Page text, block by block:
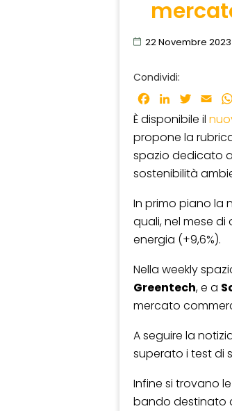
22 Novembre 2023
Condividi:
Facebook
LinkedInTwitter
È disponibile il
propone la
spazio dedicato
sostenibilità
In primo piano la
quali, nel mese
energia (+9,6%).
Nella weekly
Greentech, e a
mercato
A seguire la
superato i test di
Infine si trovano
bando destinato